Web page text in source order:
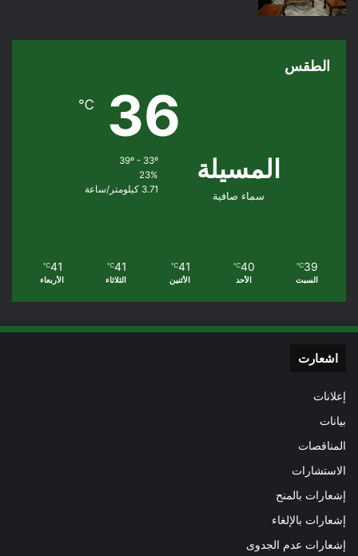
الطقس
المسيلة
سماء صافية
36
℃
39º - 33º
23%
3.71 كيلومتر/ساعة
39
℃
السبت
40
℃
الأحد
41
℃
الأثنين
41
℃
الثلاثاء
41
℃
الأربعاء
اشعارت
إعلانات
بيانات
المناقصات
الاستشارات
إشعارات بالمنح
إشعارات بالإلغاء
إشعارات عدم الجدوى